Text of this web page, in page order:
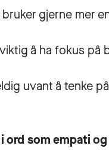
gjerne mer
å ha fokus på
uvant å tenke
ord som empati